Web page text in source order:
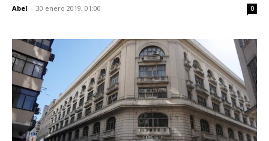
Abel - 30 enero 2019, 01:00 0